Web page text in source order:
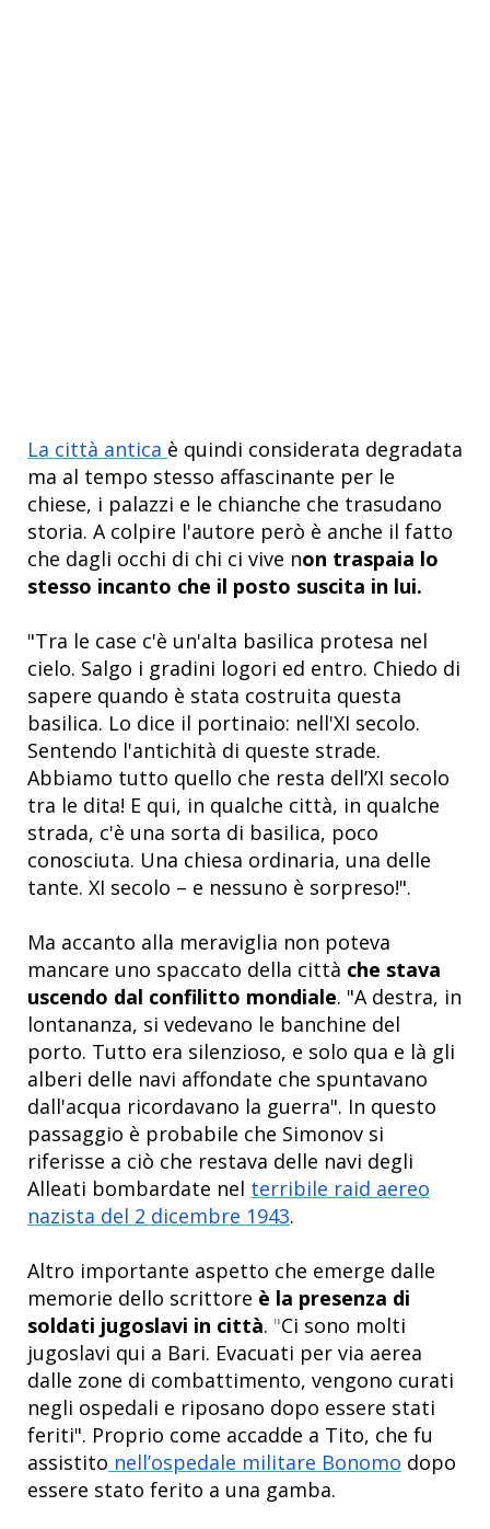
La città antica è quindi considerata degradata
ma al tempo stesso affascinante per le
chiese, i palazzi e le chianche che trasudano
storia. A colpire l'autore però è anche il fatto
che dagli occhi di chi ci vive non traspaia lo
stesso incanto che il posto suscita in lui.
"Tra le case c'è un'alta basilica protesa nel
cielo. Salgo i gradini logori ed entro. Chiedo di
sapere quando è stata costruita questa
basilica. Lo dice il portinaio: nell'XI secolo.
Sentendo l'antichità di queste strade.
Abbiamo tutto quello che resta dell’XI secolo
tra le dita! E qui, in qualche città, in qualche
strada, c'è una sorta di basilica, poco
conosciuta. Una chiesa ordinaria, una delle
tante. XI secolo – e nessuno è sorpreso!".
Ma accanto alla meraviglia non poteva
mancare uno spaccato della città che stava
uscendo dal confilitto mondiale. "A destra, in
lontananza, si vedevano le banchine del
porto. Tutto era silenzioso, e solo qua e là gli
alberi delle navi affondate che spuntavano
dall'acqua ricordavano la guerra". In questo
passaggio è probabile che Simonov si
riferisse a ciò che restava delle navi degli
Alleati bombardate nel terribile raid aereo
nazista del 2 dicembre 1943.
Altro importante aspetto che emerge dalle
memorie dello scrittore è la presenza di
soldati jugoslavi in città. "Ci sono molti
jugoslavi qui a Bari. Evacuati per via aerea
dalle zone di combattimento, vengono curati
negli ospedali e riposano dopo essere stati
feriti". Proprio come accadde a Tito, che fu
assistito nell’ospedale militare Bonomo dopo
essere stato ferito a una gamba.